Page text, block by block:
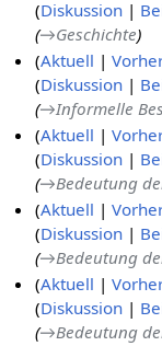
u
s
a
m
m
e
n
f
a
s
s
u
n
g
Diskussion
→Geschichte
Aktuell
Diskussion
→Informelle
Aktuell
Diskussion
→Bedeutung
Aktuell
Diskussion
→Bedeutung
Aktuell
Diskussion
→Bedeutung